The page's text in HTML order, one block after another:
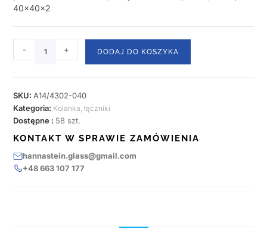
40x40x2
- + DODAJ DO KOSZYKA
SKU: A14/4302-040
Kategoria: Kolanka, łączniki
Dostępne : 58 szt.
KONTAKT W SPRAWIE ZAMÓWIENIA
hannastein.glass@gmail.com
+48 663 107 177